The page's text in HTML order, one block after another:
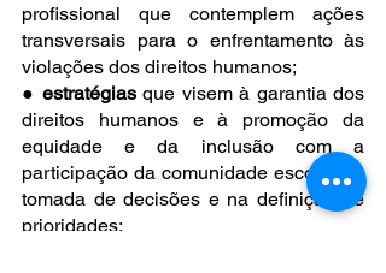
profissional que contemplem ações
transversais para o enfrentamento às
violações dos direitos humanos;
● estratégias que visem à garantia dos
direitos humanos e à promoção da
equidade e da inclusão com a
participação da comunidade escolar na
tomada de decisões e na definição de
prioridades;